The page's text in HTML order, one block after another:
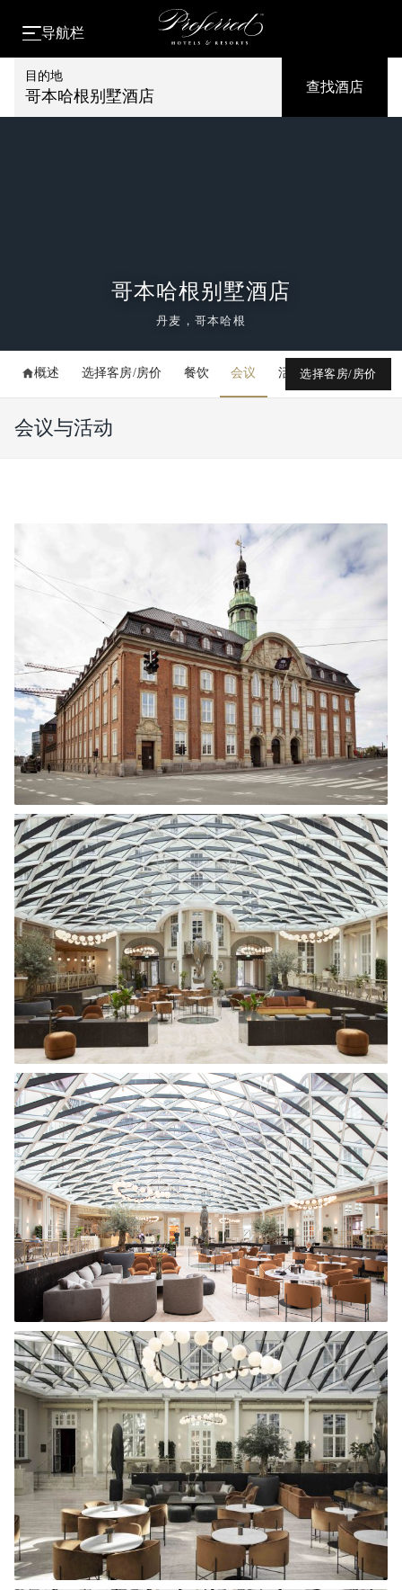
导航栏
目的地
哥本哈根别墅酒店
查找酒店
哥本哈根别墅酒店
丹麦，哥本哈根
概述 选择客房/房价 餐饮 会议 活动 媒体库
选择客房/房价
会议与活动